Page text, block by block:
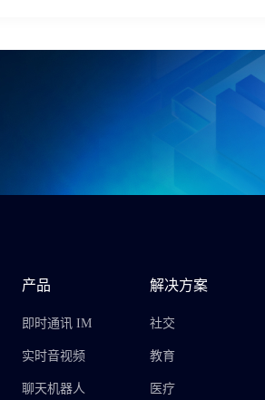
产品
即时通讯 IM
实时音视频
聊天机器人
解决方案
社交
教育
医疗